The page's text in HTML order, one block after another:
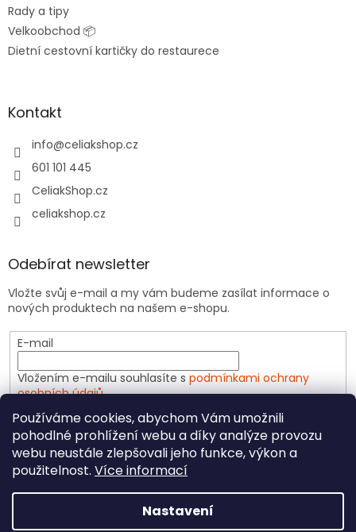
Používáme cookies, abychom Vám umožnili
pohodlné prohlížení webu a díky analýze provozu
webu neustále zlepšovali jeho funkce, výkon a
použitelnost. Více informací
Nastavení
Rady a tipy
Velkoobchod 📦
Dietní cestovní kartičky do restaurece
Kontakt
info@celiakshop.cz
601 101 445
CeliakShop.cz
celiakshop.cz
Odebírat newsletter
Vložte svůj e-mail a my vám budeme zasílat informace o
nových produktech na našem e-shopu.
E-mail
Vložením e-mailu souhlasíte s podmínkami ochrany
osobních údajů
PŘIHLÁSIT SE
Vytvořil Shoptet